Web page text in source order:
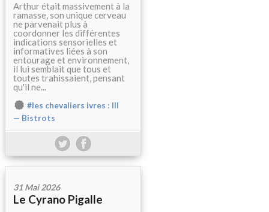
Arthur était massivement à la
ramasse, son unique cerveau
ne parvenait plus à
coordonner les différentes
indications sensorielles et
informatives liées à son
entourage et environnement,
il lui semblait que tous et
toutes trahissaient, pensant
qu'il ne...
#les chevaliers ivres : III
— Bistrots
31 Mai 2026
Le Cyrano Pigalle